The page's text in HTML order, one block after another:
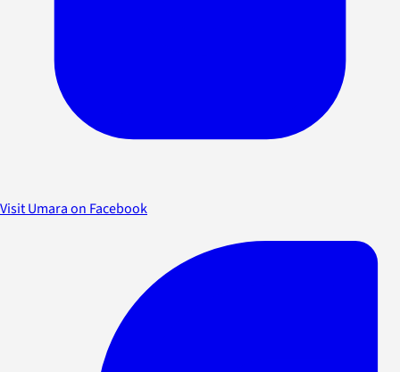
Visit Umara on Facebook